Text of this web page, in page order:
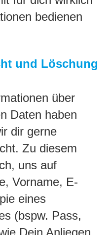
bedienen
und Löschung
über
Daten haben
dir gerne
Zu diesem
uns auf
Vorname, E-
eines
(bspw. Pass,
Dein Anliegen